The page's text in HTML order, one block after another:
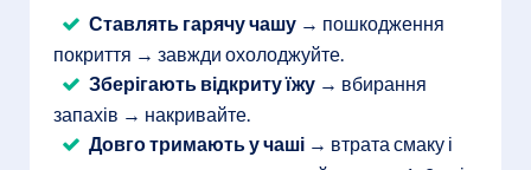
Ставлять гарячу чашу → пошкодження
покриття → завжди охолоджуйте.
Зберігають відкриту їжу → вбирання
запахів → накривайте.
Довго тримають у чаші → втрата смаку і